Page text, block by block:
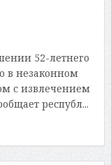
52-летнего
в незаконном
с извлечением
республ...